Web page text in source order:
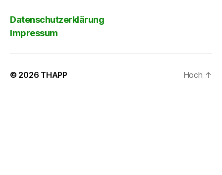
Datenschutzerklärung
Impressum
© 2026 THAPP Hoch ↑